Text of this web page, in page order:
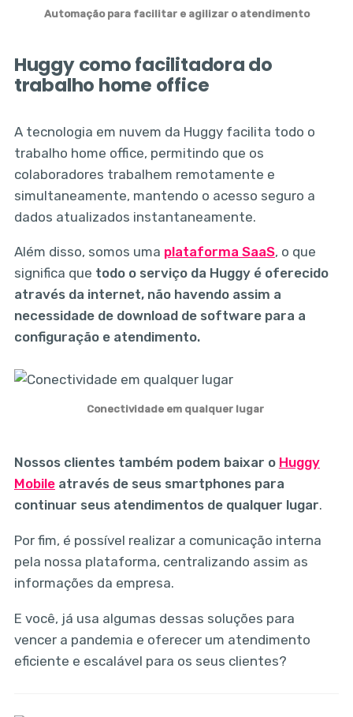
Automação para facilitar e agilizar o atendimento
Huggy como facilitadora do
trabalho home office
A tecnologia em nuvem da Huggy facilita todo o
trabalho home office, permitindo que os
colaboradores trabalhem remotamente e
simultaneamente, mantendo o acesso seguro a
dados atualizados instantaneamente.
Além disso, somos uma plataforma SaaS, o que
significa que todo o serviço da Huggy é oferecido
através da internet, não havendo assim a
necessidade de download de software para a
configuração e atendimento.
Conectividade em qualquer lugar
Nossos clientes também podem baixar o Huggy
Mobileatravés de seus smartphones para
continuar seus atendimentos de qualquer lugar.
Por fim, é possível realizar a comunicação interna
pela nossa plataforma, centralizando assim as
informações da empresa.
E você, já usa algumas dessas soluções para
vencer a pandemia e oferecer um atendimento
eficiente e escalável para os seus clientes?